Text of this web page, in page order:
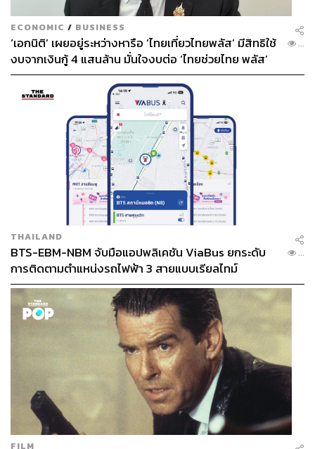
ดังนั้นบรรดาสตรีมมิงต่างๆ จึงพยายามลงทุนกับผู้กำกับ
คุณภาพ ที่มักจะมีที่ทางในรางวัลเวทีต่างๆ เพราะหนังของ
พวกเขาจะทำให้ชื่อของสตรีมมิงนั้นๆ ไปสู่เวทีรางวัลเหล่านั้น
ได้ อย่างไรก็ตามความพยายามนี้ยังอยู่ในระยะเริ่มต้น และยัง
คงต้องดูกันต่อไปว่า แก๊งสตรีมมิงจะทำสำเร็จหรือไม่ หรือ
ระบบสตรีมมิงจะโดนสตูดิโอใหญ่เข้ามายึดครองอยู่ดีในที่สุด
ECONOMIC / BUSINESS
‘เอกนิติ’ เผยอยู่ระหว่างหารือ ‘ไทยเที่ยวไทยพลัส’ มีสิทธิใช้
งบจากเงินกู้ 4 แสนล้าน มั่นใจงบต่อ ‘ไทยช่วยไทย พลัส’
เฟส 2 มีเพียงพอ
...
THAILAND
BTS-EBM-NBM จับมือแอปพลิเคชัน ViaBus ยกระดับ
การติดตามตำแหน่งรถไฟฟ้า 3 สายแบบเรียลไทม์
...
FILM